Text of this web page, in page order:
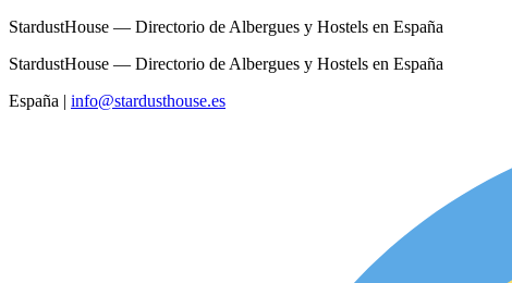
StardustHouse — Directorio de Albergues y Hostels en España
StardustHouse — Directorio de Albergues y Hostels en España
España | info@stardusthouse.es